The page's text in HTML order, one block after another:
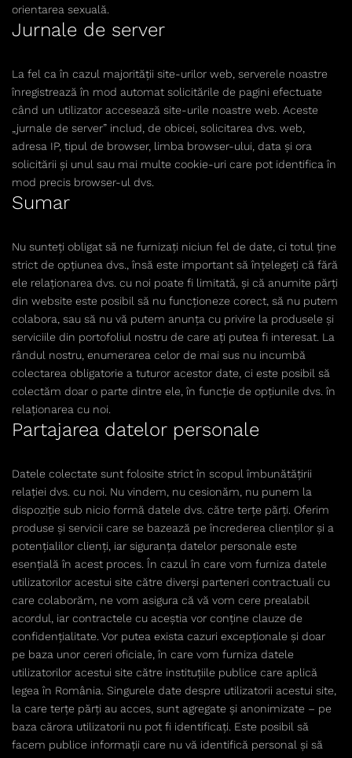
orientarea sexuală.
Jurnale de server
La fel ca în cazul majorității site-urilor web, serverele noastre
înregistrează în mod automat solicitările de pagini efectuate
când un utilizator accesează site-urile noastre web. Aceste
„jurnale de server” includ, de obicei, solicitarea dvs. web,
adresa IP, tipul de browser, limba browser-ului, data şi ora
solicitării şi unul sau mai multe cookie-uri care pot identifica în
mod precis browser-ul dvs.
Sumar
Nu sunteți obligat să ne furnizați niciun fel de date, ci totul ține
strict de opțiunea dvs., însă este important să înțelegeți că fără
ele relaționarea dvs. cu noi poate fi limitată, și că anumite părți
din website este posibil să nu funcționeze corect, să nu putem
colabora, sau să nu vă putem anunța cu privire la produsele și
serviciile din portofoliul nostru de care ați putea fi interesat. La
rândul nostru, enumerarea celor de mai sus nu incumbă
colectarea obligatorie a tuturor acestor date, ci este posibil să
colectăm doar o parte dintre ele, în funcție de opțiunile dvs. în
relaționarea cu noi.
Partajarea datelor personale
Datele colectate sunt folosite strict în scopul îmbunătățirii
relației dvs. cu noi. Nu vindem, nu cesionăm, nu punem la
dispoziție sub nicio formă datele dvs. către terțe părți. Oferim
produse și servicii care se bazează pe încrederea clienților și a
potențialilor clienți, iar siguranța datelor personale este
esențială în acest proces. În cazul în care vom furniza datele
utilizatorilor acestui site către diverși parteneri contractuali cu
care colaborăm, ne vom asigura că vă vom cere prealabil
acordul, iar contractele cu aceștia vor conține clauze de
confidențialitate. Vor putea exista cazuri excepționale și doar
pe baza unor cereri oficiale, în care vom furniza datele
utilizatorilor acestui site către instituțiile publice care aplică
legea în România. Singurele date despre utilizatorii acestui site,
la care terțe părți au acces, sunt agregate și anonimizate – pe
baza cărora utilizatorii nu pot fi identificați. Este posibil să
facem publice informații care nu vă identifică personal și să